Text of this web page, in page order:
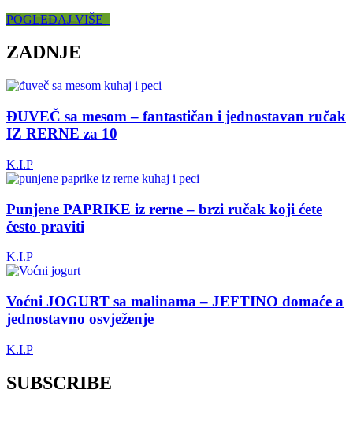
POGLEDAJ VIŠE
ZADNJE
ĐUVEČ sa mesom – fantastičan i jednostavan ručak
IZ RERNE za 10
K.I.P
Punjene PAPRIKE iz rerne – brzi ručak koji ćete
često praviti
K.I.P
Voćni JOGURT sa malinama – JEFTINO domaće a
jednostavno osvježenje
K.I.P
SUBSCRIBE